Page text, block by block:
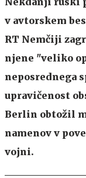
v avtorskem
RT Nemčiji
njene "veliko
neposrednega
upravičenost
Berlin obtožil
namenov v
vojni.